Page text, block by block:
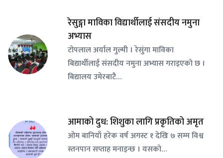
रेसुङ्गा माविका विद्यार्थीलाई संसदीय नमुना
अभ्यास
टोपलाल अर्याल गुल्मी । रेसुंगा माविका
बिद्यार्थीलाई संसदीय नमुना अभ्यास गराइएको छ ।
बिद्यालय उमेरबाटै…
आमाको दुध: शिशुका लागि प्रकृतिको अमृत
ओम बानियाँ हरेक वर्ष अगस्ट १ देखि ७ सम्म विश्व
स्तनपान सप्ताह मनाइन्छ । यसको…